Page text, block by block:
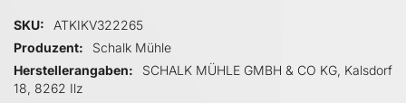
Mehr Informationen
SKU
ATKIKV322265
Produzent
Schalk Mühle
Herstellerangaben
SCHALK MÜHLE GMBH & CO KG, Kalsdorf
18, 8262 Ilz